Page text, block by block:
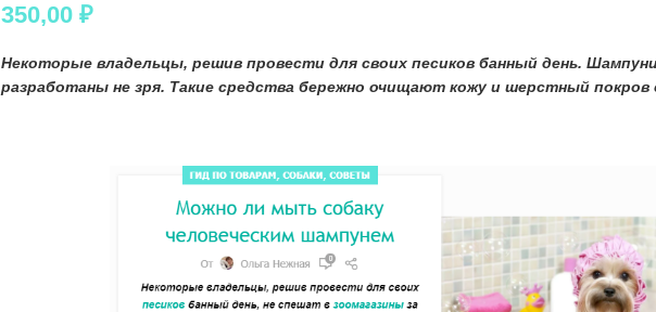
350,00₽
Некоторые владельцы, решив провести для своихпесиков банный день.
разработаны не зря. Такие средства бережно очищают кожу и шерстный покров